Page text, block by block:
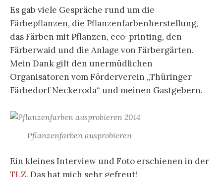
Es gab viele Gespräche rund um die
Färbepflanzen, die Pflanzenfarbenherstellung,
das Färben mit Pflanzen, eco-printing, den
Färberwaid und die Anlage von Färbergärten.
Mein Dank gilt den unermüdlichen
Organisatoren vom Förderverein „Thüringer
Färbedorf Neckeroda“ und meinen Gastgebern.
Pflanzenfarben ausprobieren
Ein kleines Interview und Foto erschienen in der
TLZ. Das hat mich sehr gefreut!